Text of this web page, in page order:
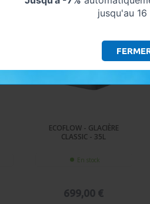
ECOFLOW - GLACIÈRE
CLASSIC - 35L
En stock
699,00 €
jusqu'au